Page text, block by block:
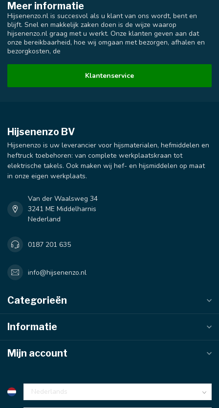
Meer informatie
Hijsenenzo.nl is succesvol als u klant van ons wordt, bent en
blijft. Snel en makkelijk zaken doen is de wijze waarop
hijsenenzo.nl graag met u werkt. Onze klanten geven aan dat
onze bereikbaarheid, hoe wij omgaan met bezorgen, afhalen en
bezorgkosten, de
Klantenservice
Hijsenenzo BV
Hijsenenzo is uw leverancier voor hijsmaterialen, hefmiddelen en
heftruck toebehoren: van complete werkplaatskraan tot
elektrische takels. Ook maken wij hef- en hijsmiddelen op maat
in onze eigen werkplaats.
Van der Waalsweg 34
3241 ME Middelharnis
Nederland
0187 201 635
info@hijsenenzo.nl
Categorieën
Informatie
Mijn account